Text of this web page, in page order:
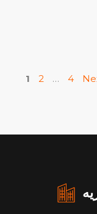
Page
1 Page
2 … Page
4